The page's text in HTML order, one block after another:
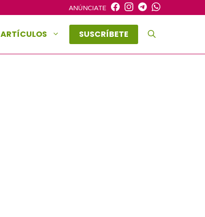
ANÚNCIATE
ARTÍCULOS SUSCRÍBETE